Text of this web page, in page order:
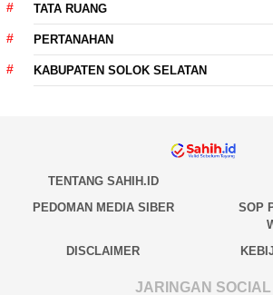
TATA RUANG
PERTANAHAN
KABUPATEN SOLOK SELATAN
TENTANG SAHIH.ID
PEDOMAN MEDIA SIBER
SOP
DISCLAIMER
JARINGAN SOCIAL